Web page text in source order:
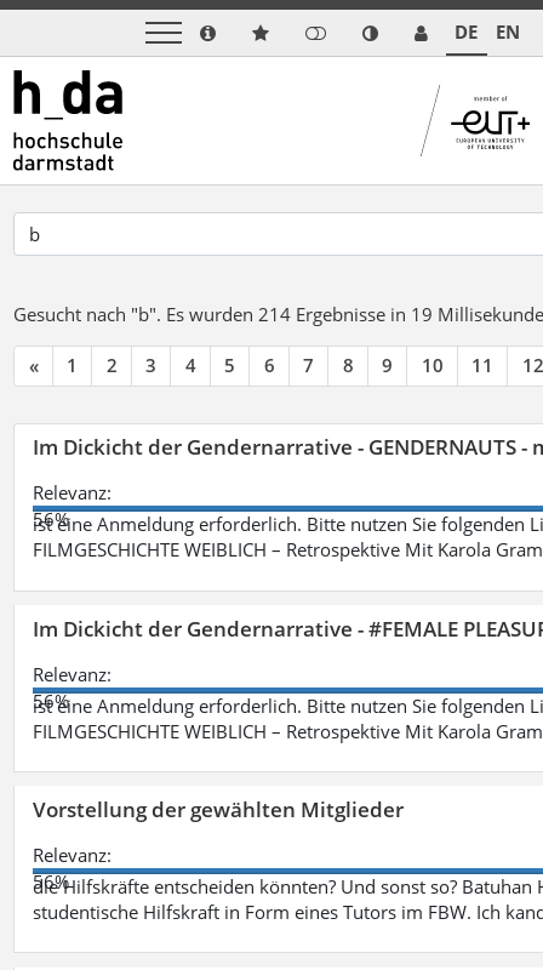
DE EN
Gesucht nach "b". Es wurden 214 Ergebnisse in 19
« 1 2 3 4 5 6 7 8 9 10 11 12
Im Dickicht der Gendernarrative - GENDERNAUTS
Relevanz:
56%
ist eine Anmeldung erforderlich. Bitte nutzen Sie folgenden
FILMGESCHICHTE WEIBLICH – Retrospektive Mit Karola
Im Dickicht der Gendernarrative - #FEMALE
Relevanz:
56%
ist eine Anmeldung erforderlich. Bitte nutzen Sie folgenden
FILMGESCHICHTE WEIBLICH – Retrospektive Mit Karola
Vorstellung der gewählten Mitglieder
Relevanz:
56%
die Hilfskräfte entscheiden könnten? Und sonst so?
studentische Hilfskraft in Form eines Tutors im FBW. Ich